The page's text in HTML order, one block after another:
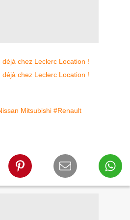
Mitsubishi #Renault